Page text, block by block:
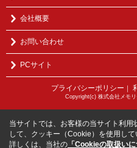
会社概要
お問い合わせ
PCサイト
プライバシーポリシー ｜
Copyright(c) 株式会社メモ
当サイトでは、お客様の当サイト利用
して、クッキー（Cookie）を使用して
詳しくは、当社の 「Cookieの取扱いに